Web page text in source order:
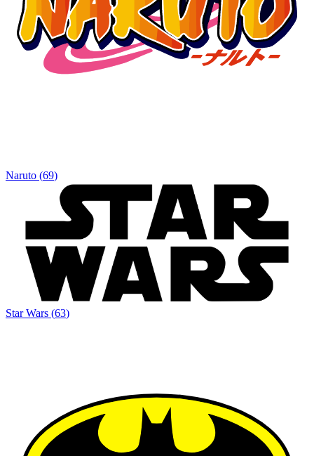
Naruto (69)
Star Wars (63)